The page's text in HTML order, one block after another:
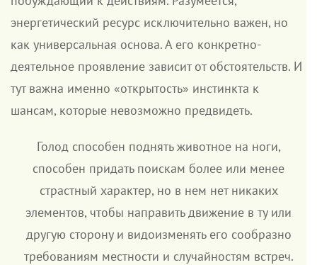
энергетический ресурс исключительно важен, но
как универсальная основа. А его конкретно-
деятельное проявление зависит от обстоятельств. И
тут важна именно «открытость» инстинкта к
шансам, которые невозможно предвидеть.
Голод способен поднять животное на ноги,
способен придать поискам более или менее
страстный характер, но в нем нет никаких
элементов, чтобы направить движение в ту или
другую сторону и видоизменять его сообразно
требованиям местности и случайностям встреч.